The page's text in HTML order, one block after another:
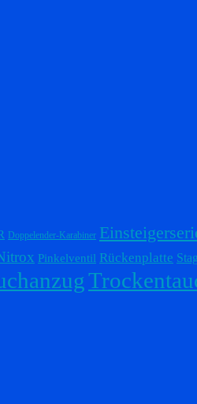
Doppelender-Karabiner
Pinkelventil Rückenplatte